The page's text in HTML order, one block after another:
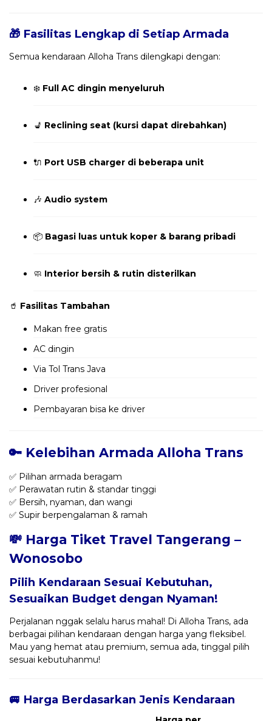
🎁 Fasilitas Lengkap di Setiap Armada
Semua kendaraan Alloha Trans dilengkapi dengan:
❄️ Full AC dingin menyeluruh
💺 Reclining seat (kursi dapat direbahkan)
🔌 Port USB charger di beberapa unit
🎶 Audio system
📦 Bagasi luas untuk koper & barang pribadi
🧼 Interior bersih & rutin disterilkan
🥤 Fasilitas Tambahan
Makan free gratis
AC dingin
Via Tol Trans Java
Driver profesional
Pembayaran bisa ke driver
🔑 Kelebihan Armada Alloha Trans
✅ Pilihan armada beragam
✅ Perawatan rutin & standar tinggi
✅ Bersih, nyaman, dan wangi
✅ Supir berpengalaman & ramah
💸 Harga Tiket Travel Tangerang –
Wonosobo
Pilih Kendaraan Sesuai Kebutuhan,
Sesuaikan Budget dengan Nyaman!
Perjalanan nggak selalu harus mahal! Di Alloha Trans, ada
berbagai pilihan kendaraan dengan harga yang fleksibel.
Mau yang hemat atau premium, semua ada, tinggal pilih
sesuai kebutuhanmu!
🚐 Harga Berdasarkan Jenis Kendaraan